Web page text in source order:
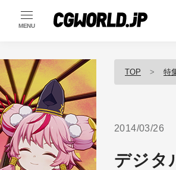
MENU
TOP 特
2014/03/26
デジタ